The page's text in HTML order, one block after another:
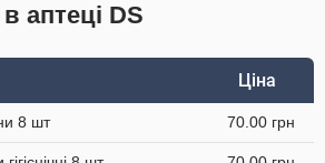
аптеці DS
Ціна
8 шт 70.00 грн